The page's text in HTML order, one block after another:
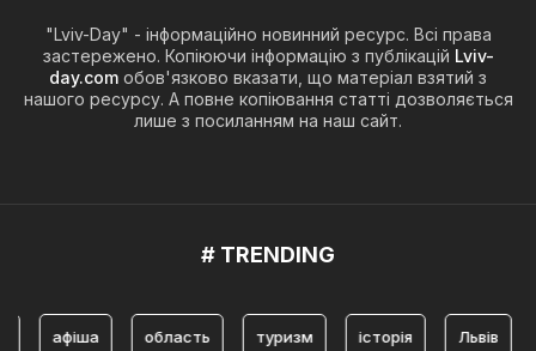
"Lviv-Day" - інформаційно новинний ресурс. Всі права
застережено. Копіюючи інформацію з публікацій Lviv-
day.com обов'язково вказати, що матеріал взятий з
нашого ресурсу. А повне копіювання статті дозволяється
лише з посиланням на наш сайт.
# TRENDING
область туризм історія Львів